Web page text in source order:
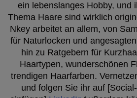
ein lebenslanges Hobby, und
Thema Haare sind wirklich
Nkey arbeitet an allem, von
für Naturlocken und
hin zu Ratgebern für
Haartypen, wunderschönen
trendigen Haarfarben.
und folgen Sie ihr auf